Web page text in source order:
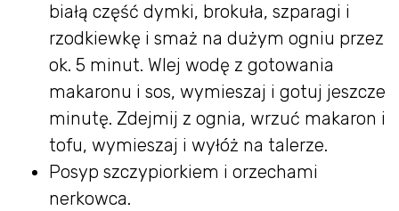
białą część dymki, brokuła, szparagi i
rzodkiewkę i smaż na dużym ogniu przez
ok. 5 minut. Wlej wodę z gotowania
makaronu i sos, wymieszaj i gotuj jeszcze
minutę. Zdejmij z ognia, wrzuć makaron i
tofu, wymieszaj i wyłóż na talerze.
Posyp szczypiorkiem i orzechami
nerkowca.